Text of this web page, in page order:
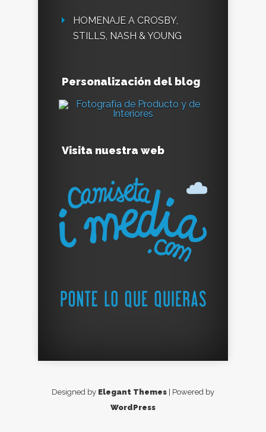
HOMENAJE A CROSBY,
STILLS, NASH & YOUNG
Personalización del blog
Visita nuestra web
Designed by Elegant Themes | Powered by
WordPress